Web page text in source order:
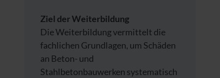
Ziel der Weiterbildung
Die Weiterbildung vermittelt die
fachlichen Grundlagen, um Schäden
an Beton- und
Stahlbetonbauwerken systematisch